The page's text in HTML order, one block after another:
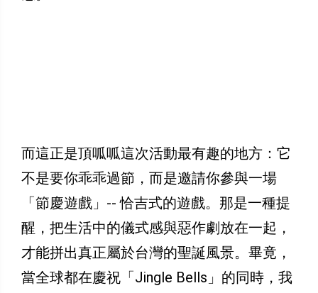
而這正是頂呱呱這次活動最有趣的地方：它
不是要你乖乖過節，而是邀請你參與一場
「節慶遊戲」-- 恰吉式的遊戲。那是一種提
醒，把生活中的儀式感與惡作劇放在一起，
才能拼出真正屬於台灣的聖誕風景。畢竟，
當全球都在慶祝「Jingle Bells」的同時，我